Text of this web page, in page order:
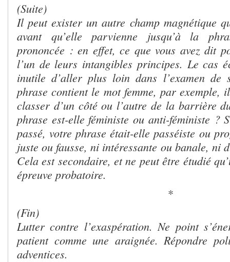
(Suite)
Il peut exister un autre champ magnétique
avant qu’elle parvienne jusqu’à la
prononcée : en effet, ce que vous avez dit
l’un de leurs intangibles principes. Le cas
inutile d’aller plus loin dans l’examen de
phrase contient le mot femme, par exemple,
classer d’un côté ou l’autre de la barrière
phrase est-elle féministe ou anti-féministe ?
passé, votre phrase était-elle passéiste ou
juste ou fausse, ni intéressante ou banale, ni
Cela est secondaire, et ne peut être étudié
épreuve probatoire.
*
(Fin)
Lutter contre l’exaspération. Ne point
patient comme une araignée. Répondre
adventices.